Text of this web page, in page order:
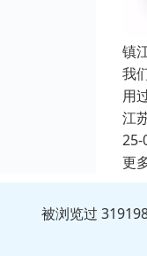
镇
我
用
江
25-
更
被浏览过